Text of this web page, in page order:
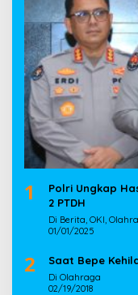
1
Polri Ungkap
2 PTDH
Di Berita, OKI,
01/01/2025
2 Saat Bepe
Di Olahraga
02/19/2018